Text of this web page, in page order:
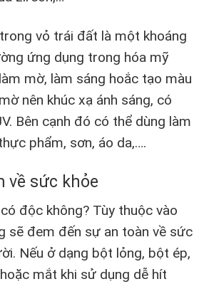
vỏ trái đất là một khoáng
ứng dụng trong hóa mỹ
mờ, làm sáng hoắc tạo màu
nên khúc xạ ánh sáng, có
Bên cạnh đó có thể dùng làm
phẩm, sơn, áo da,….
về sức khỏe
độc không? Tùy thuộc vào
sẽ đem đến sự an toàn về sức
Nếu ở dạng bột lỏng, bột ép,
mắt khi sử dụng dễ hít